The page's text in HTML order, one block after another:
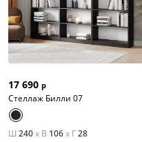
17 690 р
Стеллаж Билли 07
Ш 240x В 106x Г28